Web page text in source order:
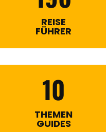
REISE
FÜHRER
10
THEMEN
GUIDES